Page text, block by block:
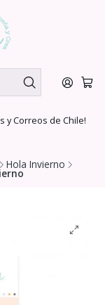
y Correos de Chile!
Hola Invierno